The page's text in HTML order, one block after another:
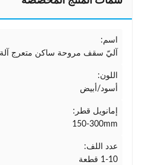
اسم:
آليّ سقف مروحة ساكن متعرج
اللون:
أسود/أبيض
إمانويل قطر:
150-300mm
عدد اللف:
1-10 قطعة